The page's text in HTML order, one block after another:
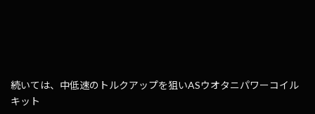
続いては、中低速のトルクアップを狙いASウオタニパワーコイル
キット